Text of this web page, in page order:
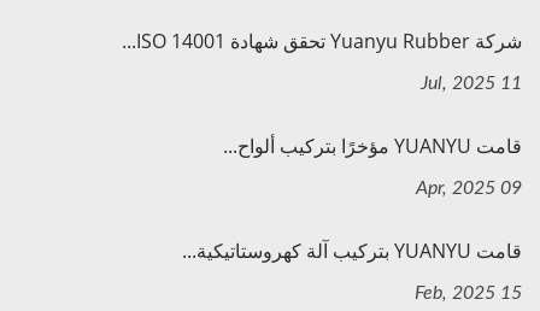
شركة Yuanyu Rubber تحقق شهادة ISO 14001...
11 Jul, 2025
قامت YUANYU مؤخرًا بتركيب ألواح...
09 Apr, 2025
قامت YUANYU بتركيب آلة كهروستاتيكية...
15 Feb, 2025